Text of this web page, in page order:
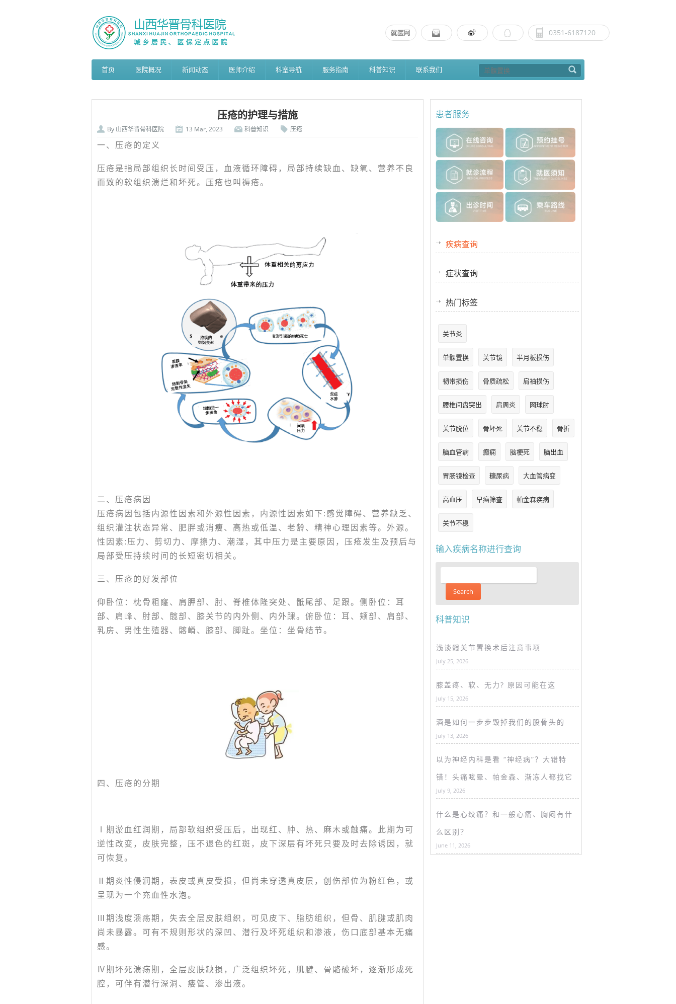
0351-6187120
首页 医院概况 新闻动态 医师介绍 科室导航 服务指南 科普知识 联系我们
压疮的护理与措施
By 山西华晋骨科医院 13 Mar, 2023 科普知识 压疮
一、压疮的定义
压疮是指局部组织长时间受压，血液循环障碍，局部持续缺血、缺氧、营养不良
而致的软组织溃烂和坏死。压疮也叫褥疮。
二、压疮病因
压疮病因包括内源性因素和外源性因素，内源性因素如下:感觉障碍、营养缺乏、
组织灌注状态异常、肥胖或消瘦、高热或低温、老龄、精神心理因素等。外源。
性因素:压力、剪切力、摩擦力、潮湿，其中压力是主要原因，压疮发生及预后与
局部受压持续时间的长短密切相关。
三、压疮的好发部位
仰卧位：枕骨粗窿、肩胛部、肘、脊椎体隆突处、骶尾部、足跟。侧卧位：耳
部、肩峰、肘部、髋部、膝关节的内外侧、内外踝。俯卧位：耳、颊部、肩部、
乳房、男性生殖器、髂嵴、膝部、脚趾。坐位：坐骨结节。
四、压疮的分期
Ⅰ期淤血红润期，局部软组织受压后，出现红、肿、热、麻木或触痛。此期为可
逆性改变，皮肤完整，压不退色的红斑，皮下深层有坏死只要及时去除诱因，就
可恢复。
Ⅱ期炎性侵润期，表皮或真皮受损，但尚未穿透真皮层，创伤部位为粉红色，或
呈现为一个充血性水泡。
Ⅲ期浅度溃疡期，失去全层皮肤组织，可见皮下、脂肪组织，但骨、肌腱或肌肉
尚未暴露。可有不规则形状的深凹、潜行及坏死组织和渗液，伤口底部基本无痛
感。
Ⅳ期坏死溃疡期，全层皮肤缺损，广泛组织坏死，肌腱、骨骼破坏，逐渐形成死
腔，可伴有潜行深洞、瘘管、渗出液。
患者服务
疾病查询
症状查询
热门标签
关节炎
单髁置换 关节镜 半月板损伤
韧带损伤 骨质疏松 肩袖损伤
腰椎间盘突出 肩周炎 网球肘
关节脱位 骨坏死 关节不稳 骨折
脑血管病 癫痫 脑梗死 脑出血
胃肠镜检查 糖尿病 大血管病变
高血压 早癌筛查 帕金森疾病
关节不稳
输入疾病名称进行查询
科普知识
浅谈髋关节置换术后注意事项
July 25, 2026
膝盖疼、软、无力? 原因可能在这
July 15, 2026
酒是如何一步步毁掉我们的股骨头的
July 13, 2026
以为神经内科是看 “神经病”？大错特
错！头痛眩晕、帕金森、渐冻人都找它
July 9, 2026
什么是心绞痛？和一般心痛、胸闷有什
么区别？
June 11, 2026